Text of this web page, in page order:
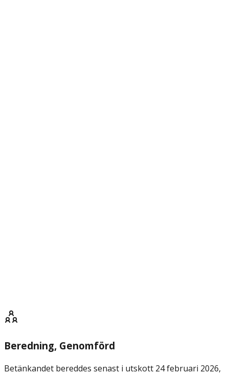
Beredning, Genomförd
Betänkandet bereddes senast i utskott 24 februari 2026,